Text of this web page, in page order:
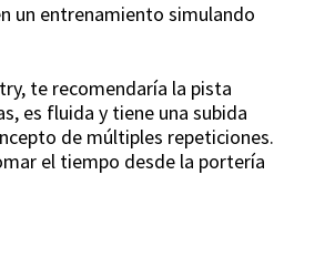
un entrenamiento simulando
te recomendaría la pista
es fluida y tiene una subida
de múltiples repeticiones.
el tiempo desde la portería